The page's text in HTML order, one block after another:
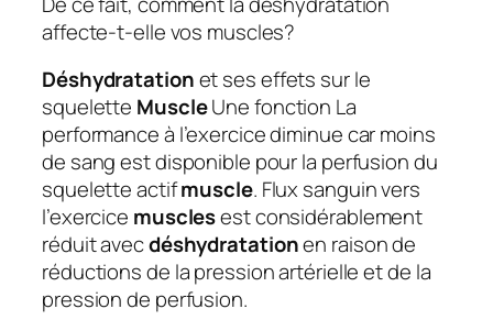
affecte-t-elle vos muscles?
Déshydratationet ses effets sur le
squelette MuscleUne fonction La
performance à l’exercice diminue car moins
de sang est disponible pour la perfusion du
squelette actifmuscle. Flux sanguin vers
l’exercice musclesest considérablement
réduit avecdéshydratationen raison de
réductions de la pression artérielle et de la
pression de perfusion.